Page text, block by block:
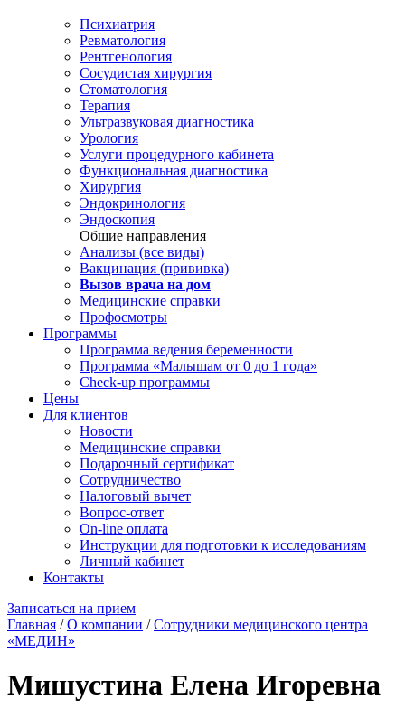
Психиатрия
Ревматология
Рентгенология
Сосудистая хирургия
Стоматология
Терапия
Ультразвуковая диагностика
Урология
Услуги процедурного кабинета
Функциональная диагностика
Хирургия
Эндокринология
Эндоскопия
Общие направления
Анализы (все виды)
Вакцинация (прививка)
Вызов врача на дом
Медицинские справки
Профосмотры
Программы
Программа ведения беременности
Программа «Малышам от 0 до 1 года»
Check-up программы
Цены
Для клиентов
Новости
Медицинские справки
Подарочный сертификат
Сотрудничество
Налоговый вычет
Вопрос-ответ
On-line оплата
Инструкции для подготовки к исследованиям
Личный кабинет
Контакты
Записаться на прием
Главная /О компании /Сотрудники медицинского центра
«МЕДИН»
Мишустина Елена Игоревна